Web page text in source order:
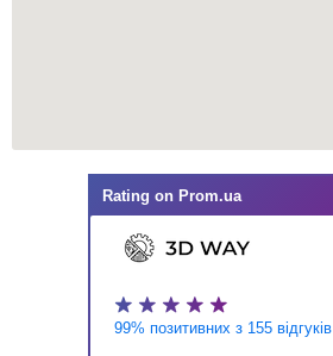
Rating on Prom.ua
99% позитивних з 155 відгуків